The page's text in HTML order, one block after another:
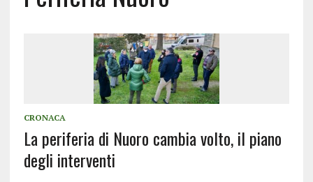
CRONACA
La periferia di Nuoro cambia volto, il piano
degli interventi